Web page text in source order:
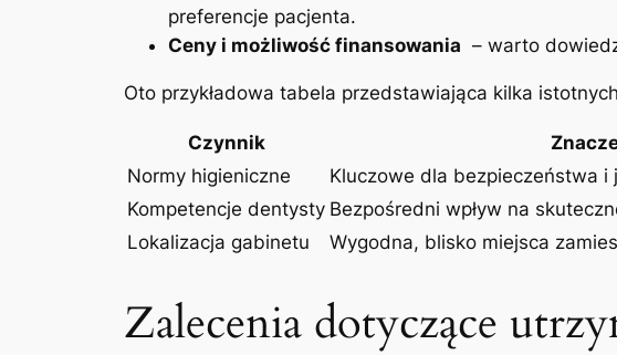
preferencje pacjenta.
Ceny⁣ i możliwość finansowania
– warto
Oto⁤ przykładowa tabela przedstawiająca kilka
Czynnik
Normy higieniczne
Kluczowe dla bezpieczeństwa i
Kompetencje dentysty Bezpośredni⁢ wpływ⁤ na
Lokalizacja gabinetu
Wygodna,⁣ blisko miejsca
Zalecenia dotyczące